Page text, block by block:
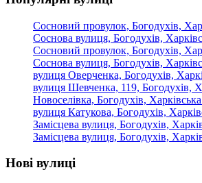
Сосновий провулок, Богодухів,
Соснова вулиця, Богодухів,
Сосновий провулок, Богодухів,
Соснова вулиця, Богодухів,
вулиця Оверченка, Богодухів,
вулиця Шевченка, 119, Богодухів,
Новоселівка, Богодухів,
вулиця Катукова, Богодухів,
Замісцева вулиця, Богодухів,
Замісцева вулиця, Богодухів,
Нові вулиці